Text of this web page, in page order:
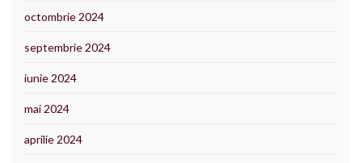
octombrie 2024
septembrie 2024
iunie 2024
mai 2024
aprilie 2024